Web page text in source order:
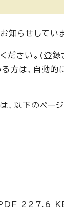
知らせしていま
ください。(登
方は、自動的
、以下のペー
PDF 227.6 KB